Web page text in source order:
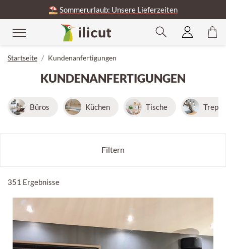
⛱️ Sommerurlaub: Unsere Lieferzeiten
Startseite Kundenanfertigungen
KUNDENANFERTIGUNGEN
Büros Küchen Tische Treppe
Filtern
351 Ergebnisse